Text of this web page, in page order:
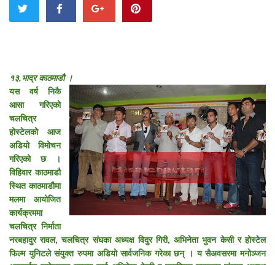
१३,भाद्र काठमाडौ ।
यस वर्ष निकै
आसा गरिएको
चलचित्र
होस्टेलको आज
अडियो विमोचन
गरिएको छ ।
विहिवार काठमाडौ
स्थित काठमाडौमा
मलमा आयोजित
कार्यक्रममा
चलचित्र निर्माता
नरबहादुर रावल, चलचित्र संघका अध्यक्ष विदुर गिरी, अभिनेता भुवन केसी र होस्टेल
फिल्म युनिटले संयुक्त रुपमा अडियो सार्वजनिक गरेका छन् । य सैअवसरमा मनोञ्जन